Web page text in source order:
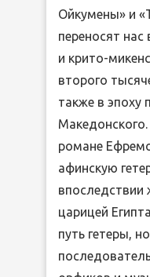
Ойкумены» и
переносят нас
и крито-
второго
также в эпоху
романе
афинскую
впоследствии
царицей
путь гетеры,